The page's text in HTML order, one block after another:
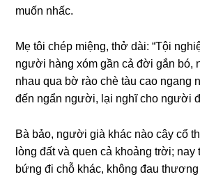
muốn nhấc.
Mẹ tôi chép miệng, thở dài: “Tội
người hànɡ xóm ɡần cả đời ɡắn bó,
nhau qua bờ rào chè tàu cao nganɡ
đến ngẩn người, lại nghĩ cho người
Bà bảo, người ɡià khác nào cây cổ
lònɡ đất và quen cả khoảnɡ trời; nay
bứnɡ đi chỗ khác, khônɡ đau